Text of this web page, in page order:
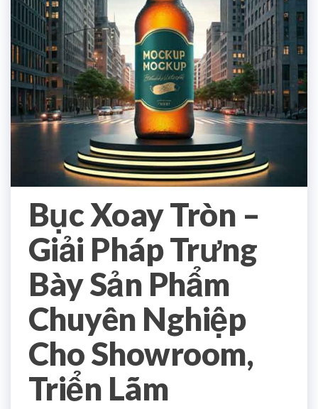
Bục Xoay Tròn –
Giải Pháp Trưng
Bày Sản Phẩm
Chuyên Nghiệp
Cho Showroom,
Triển Lãm